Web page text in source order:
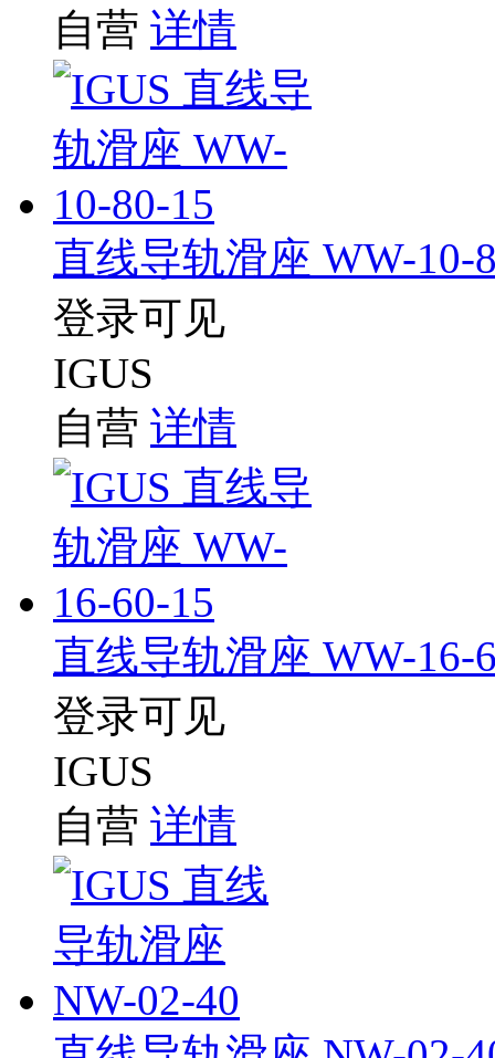
自营 详情
直线导轨滑座 WW-10-
登录可见
IGUS
自营 详情
直线导轨滑座 WW-16-
登录可见
IGUS
自营 详情